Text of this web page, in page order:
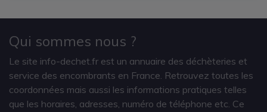
Qui sommes nous ?
Le site info-dechet.fr est un annuaire des déchèteries et
service des encombrants en France. Retrouvez toutes les
coordonnées mais aussi les informations pratiques telles
que les horaires, adresses, numéro de téléphone etc. Ce